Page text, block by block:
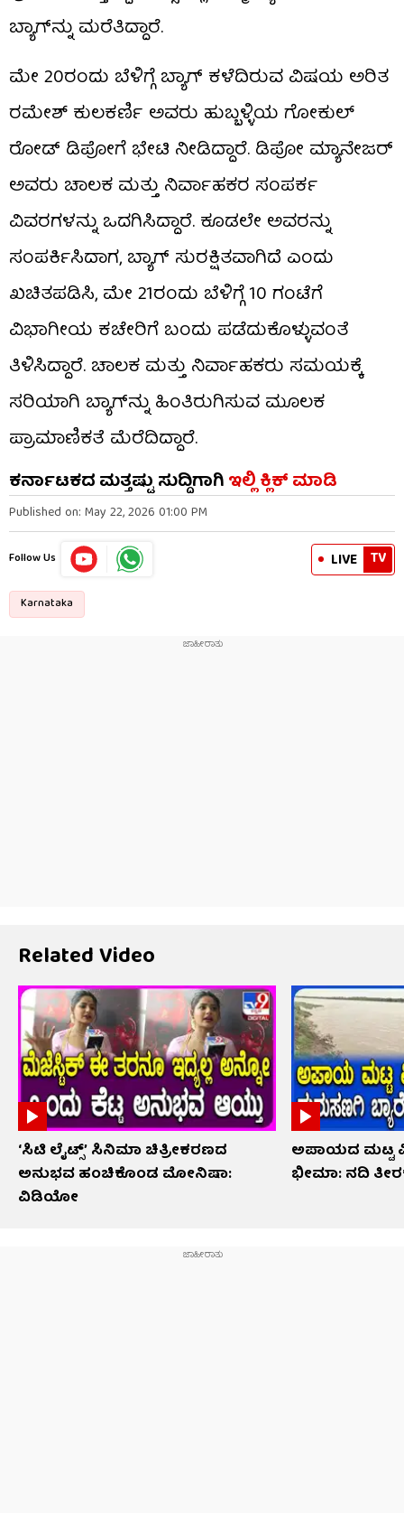
ಬ್ಯಾಗ್‌ನ್ನು ಮರೆತಿದ್ದಾರೆ.
ಮೇ 20ರಂದು ಬೆಳಿಗ್ಗೆ ಬ್ಯಾಗ್ ಕಳೆದಿರುವ ವಿಷಯ ಅರಿತ
ರಮೇಶ್ ಕುಲಕರ್ಣಿ ಅವರು ಹುಬ್ಬಳ್ಳಿಯ ಗೋಕುಲ್
ರೋಡ್ ಡಿಪೋಗೆ ಭೇಟಿ ನೀಡಿದ್ದಾರೆ. ಡಿಪೋ ಮ್ಯಾನೇಜರ್
ಅವರು ಚಾಲಕ ಮತ್ತು ನಿರ್ವಾಹಕರ ಸಂಪರ್ಕ
ವಿವರಗಳನ್ನು ಒದಗಿಸಿದ್ದಾರೆ. ಕೂಡಲೇ ಅವರನ್ನು
ಸಂಪರ್ಕಿಸಿದಾಗ, ಬ್ಯಾಗ್ ಸುರಕ್ಷಿತವಾಗಿದೆ ಎಂದು
ಖಚಿತಪಡಿಸಿ, ಮೇ 21ರಂದು ಬೆಳಿಗ್ಗೆ 10 ಗಂಟೆಗೆ
ವಿಭಾಗೀಯ ಕಚೇರಿಗೆ ಬಂದು ಪಡೆದುಕೊಳ್ಳುವಂತೆ
ತಿಳಿಸಿದ್ದಾರೆ. ಚಾಲಕ ಮತ್ತು ನಿರ್ವಾಹಕರು ಸಮಯಕ್ಕೆ
ಸರಿಯಾಗಿ ಬ್ಯಾಗ್‌ನ್ನು ಹಿಂತಿರುಗಿಸುವ ಮೂಲಕ
ಪ್ರಾಮಾಣಿಕತೆ ಮೆರೆದಿದ್ದಾರೆ.
ಕರ್ನಾಟಕದ ಮತ್ತಷ್ಟು ಸುದ್ದಿಗಾಗಿಇಲ್ಲಿ ಕ್ಲಿಕ್ ಮಾಡಿ
Published on: May 22, 2026 01:00 PM
Follow Us LIVE TV
Karnataka
Related Video
‘ಸಿಟಿ ಲೈಟ್ಸ್’ ಸಿನಿಮಾ ಚಿತ್ರೀಕರಣದ
ಅನುಭವ ಹಂಚಿಕೊಂಡ ಮೋನಿಷಾ:
ವಿಡಿಯೋ
ಅಪಾಯದ ಮಟ್ಟ
ಭೀಮಾ: ನದಿ